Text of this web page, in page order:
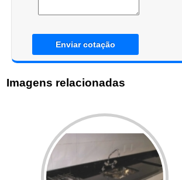
Enviar cotação
Imagens relacionadas